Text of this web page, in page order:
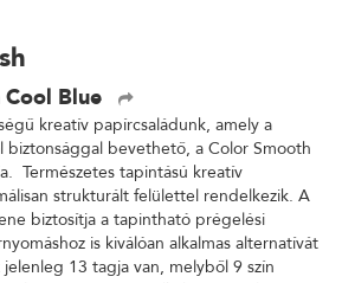
Blue
kreatív papírcsaládunk, amely a
bevethető, a Color Smooth
Természetes tapintású kreatív
strukturált felülettel rendelkezik. A
biztosítja a tapintható prégelési
is kiválóan alkalmas alternatívát
13 tagja van, melyből 9 szín